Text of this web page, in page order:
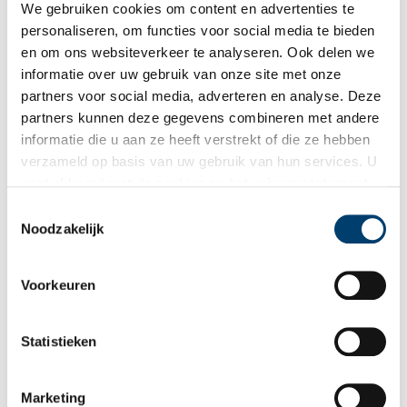
We gebruiken cookies om content en advertenties te
personaliseren, om functies voor social media te bieden
en om ons websiteverkeer te analyseren. Ook delen we
informatie over uw gebruik van onze site met onze
partners voor social media, adverteren en analyse. Deze
partners kunnen deze gegevens combineren met andere
informatie die u aan ze heeft verstrekt of die ze hebben
verzameld op basis van uw gebruik van hun services. U
Noodzakelijk
Voorkeuren
Statistieken
Marketing
Ontvang de nieuwsbrief
Wilt u op de hoogte blijven van de mooiste verhalen en het
laatste erfgoednieuws? Schrijf u dan nu in voor onze
wekelijkse nieuwsbrief!
Aanvullingen